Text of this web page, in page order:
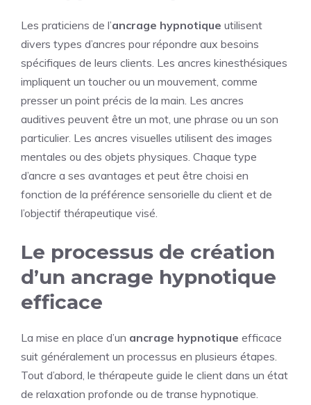
Les praticiens de l’ancrage hypnotique utilisent
divers types d’ancres pour répondre aux besoins
spécifiques de leurs clients. Les ancres kinesthésiques
impliquent un toucher ou un mouvement, comme
presser un point précis de la main. Les ancres
auditives peuvent être un mot, une phrase ou un son
particulier. Les ancres visuelles utilisent des images
mentales ou des objets physiques. Chaque type
d’ancre a ses avantages et peut être choisi en
fonction de la préférence sensorielle du client et de
l’objectif thérapeutique visé.
Le processus de création
d’un ancrage hypnotique
efficace
La mise en place d’un ancrage hypnotique efficace
suit généralement un processus en plusieurs étapes.
Tout d’abord, le thérapeute guide le client dans un état
de relaxation profonde ou de transe hypnotique.